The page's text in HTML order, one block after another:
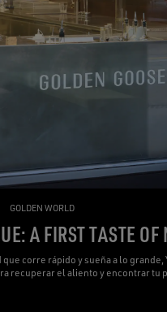
GOLDEN WORLD
A FIRST TASTE
que corre rápido y sueña a lo
recuperar el aliento y encontrar tu